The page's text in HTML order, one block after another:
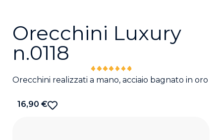
Orecchini Luxury
n.0118
Orecchini realizzati a mano, acciaio bagnato in oro
16,90 €